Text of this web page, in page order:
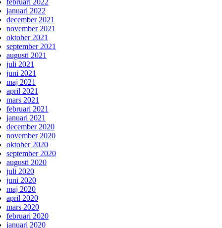
januari 2022
december 2021
november 2021
oktober 2021
september 2021
augusti 2021
juli 2021
juni 2021
maj 2021
april 2021
mars 2021
februari 2021
januari 2021
december 2020
november 2020
oktober 2020
september 2020
augusti 2020
juli 2020
juni 2020
maj 2020
april 2020
mars 2020
februari 2020
januari 2020